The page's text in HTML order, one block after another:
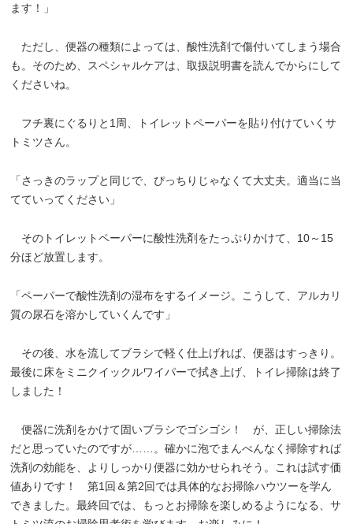
ます！」
ただし、便器の種類によっては、酸性洗剤で傷付いてしまう場合
も。そのため、スペシャルケアは、取扱説明書を読んでからにして
くださいね。
フチ裏にぐるりと1周、トイレットペーパーを貼り付けていくサ
トミツさん。
「さっきのラップと同じで、ぴっちりじゃなくて大丈夫。適当に当
てていってください」
そのトイレットペーパーに酸性洗剤をたっぷりかけて、10～15
分ほど放置します。
「ペーパーで酸性洗剤の湿布をするイメージ。こうして、アルカリ
質の尿石を溶かしていくんです」
その後、水を流してブラシで軽く仕上げれば、便器はすっきり。
最後に床をミニクイックルワイパーで拭き上げ、トイレ掃除は終了
しました！
便器に洗剤をかけて固いブラシでゴシゴシ！ が、正しい掃除法
だと思っていたのですが……。確かに泡でまんべんなく掃除すれば
洗剤の効能を、よりしっかり便器に効かせられそう。これは試す価
値ありです！ 第1回＆第2回では具体的なお掃除ハウツーを学ん
できました。最終回では、もっとお掃除を楽しめるようになる、サ